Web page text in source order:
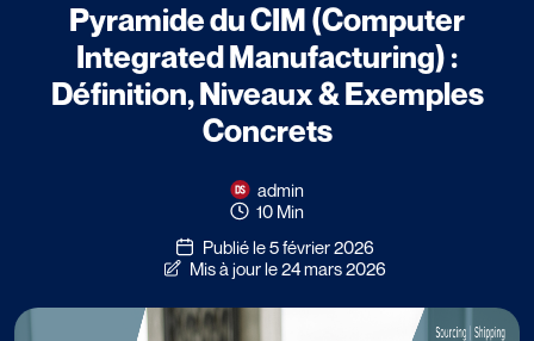
Pyramide du CIM (Computer
Integrated Manufacturing) :
Définition, Niveaux & Exemples
Concrets
admin
10 Min
Publié le 5 février 2026
Mis à jour le 24 mars 2026